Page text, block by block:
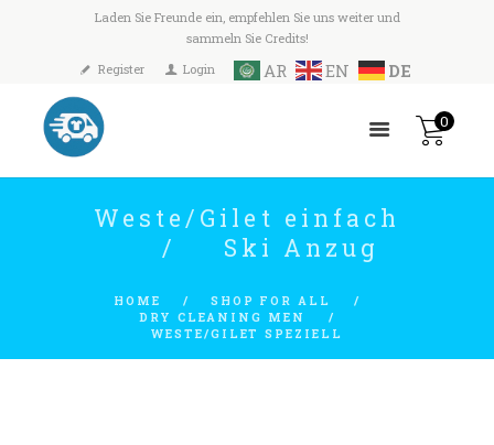
Laden Sie Freunde ein, empfehlen Sie uns weiter und
sammeln Sie Credits!
Register
Login AR EN DE
0
Weste/Gilet einfach
Ski Anzug
HOME
SHOP FOR ALL
DRY CLEANING MEN
WESTE/GILET SPEZIELL